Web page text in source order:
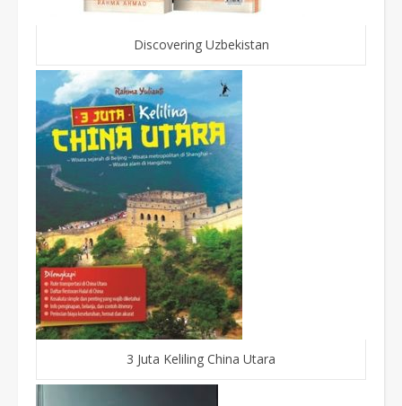
Discovering Uzbekistan
3 Juta Keliling China Utara